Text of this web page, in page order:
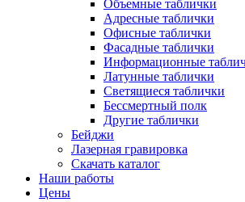
Объемные таблички
Адресные таблички
Офисные таблички
Фасадные таблички
Информационные
Латунные таблички
Светящиеся таблички
Бессмертный полк
Другие таблички
Бейджи
Лазерная гравировка
Скачать каталог
Наши работы
Цены